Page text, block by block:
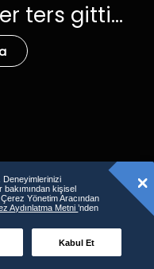
ters gitti...
Deneyimlerinizi
kişisel
Yönetim Aracından
Aydınlatma Metni’nden
Kabul Et